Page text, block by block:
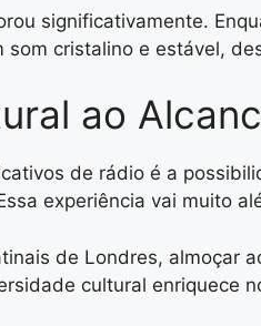
significativamente.
cristalino e estável,
ao
de rádio é a
experiência vai muito
de Londres, almoçar
cultural enriquece